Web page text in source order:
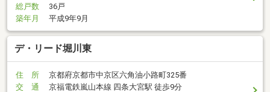
総戸数
36戸
築年月
平成9年9月
デ・リード堀川東
住 所
京都府京都市中京区六角油小路町325番
交 通
京福電鉄嵐山本線 四条大宮駅 徒歩9分